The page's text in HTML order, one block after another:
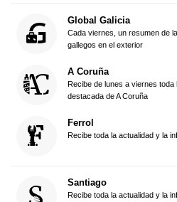
Global Galicia
Cada viernes, un resumen de
gallegos en el exterior
A Coruña
Recibe de lunes a viernes toda
destacada de A Coruña
Ferrol
Recibe toda la actualidad y la
Santiago
Recibe toda la actualidad y la